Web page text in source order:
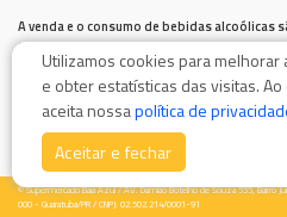
A venda e o consumo de bebidas alcoólicas
anos.
Bebida alcoólica pode causar dependência química
Beba com moderação
© Supermercado Baía Azul / AV. Damiao Botelho de Souza 555, Bairro
000 - Guaratuba/PR / CNPJ: 02.502.214/0001-91
Utilizamos cookies para melhorar
e obter estatísticas das visitas.
aceita nossapolítica de
Aceitar e fechar